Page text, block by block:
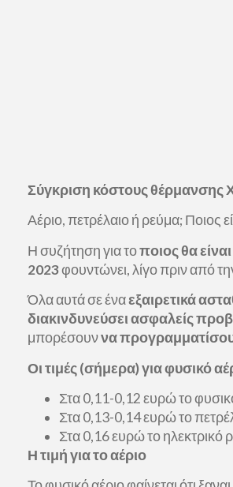
Σύγκριση κόστους θέρμανσης
Αέριο, πετρέλαιο ή ρεύμα; Ποιος
Η συζήτηση για τοποιος θα
2023φουντώνει, λίγο πριν από
Όλα αυτά σε έναεξαιρετικά
διακινδυνεύσει ασφαλείς
μπορέσουννα
Οι τιμές (σήμερα) για φυσικό
Στα 0,11-0,12 ευρώ το
Στα 0,13-0,14 ευρώ το
Στα 0,16 ευρώ το ηλεκτρικό
Η τιμή για το αέριο